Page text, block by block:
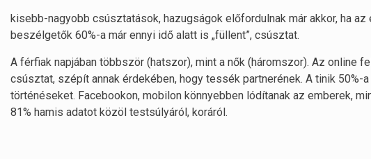
kisebb-nagyobb csúsztatások, hazugságok előfordulnak már akkor, ha
beszélgetők 60%-a már ennyi idő alatt is „füllent”, csúsztat.
A férfiak napjában többször (hatszor), mint a nők (háromszor). Az online
csúsztat, szépít annak érdekében, hogy tessék partnerének. A tinik
történéseket. Facebookon, mobilon könnyebben lódítanak az emberek,
81% hamis adatot közöl testsúlyáról, koráról.